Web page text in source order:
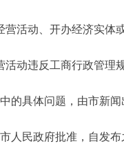
动、开办经济实体或
动违反工商行政管理
具体问题，由市新闻
民政府批准，自发布